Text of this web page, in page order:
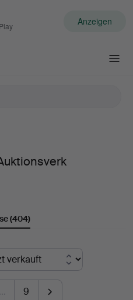
Anzeigen
(404)
… 9